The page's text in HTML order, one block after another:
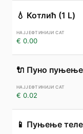
💧 Котлић (1 L)
€ 0.00
🔌 Пуно пуњење
€ 0.02
📱 Пуњење